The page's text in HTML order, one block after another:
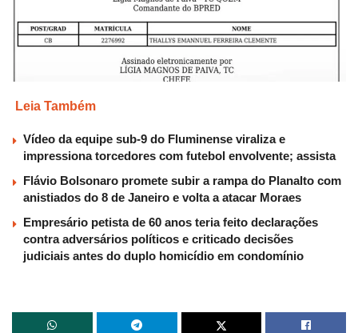
Leia Também
Vídeo da equipe sub-9 do Fluminense viraliza e
impressiona torcedores com futebol envolvente; assista
Flávio Bolsonaro promete subir a rampa do Planalto com
anistiados do 8 de Janeiro e volta a atacar Moraes
Empresário petista de 60 anos teria feito declarações
contra adversários políticos e criticado decisões
judiciais antes do duplo homicídio em condomínio